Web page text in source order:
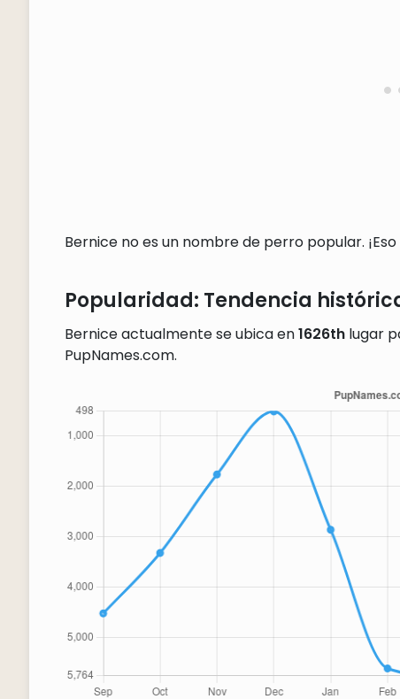
Bernice no es un nombre de perro popular.
Popularidad: Tendencia
Bernice actualmente se ubica en1626thlugar
PupNames.com.